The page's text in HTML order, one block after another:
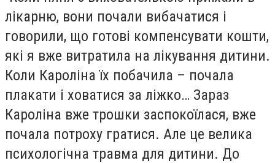
лікарню, вони почали вибачатися і
говорили, що готові компенсувати кошти,
які я вже витратила на лікування дитини.
Коли Кароліна їх побачила – почала
плакати і ховатися за ліжко… Зараз
Кароліна вже трошки заспокоїлася, вже
почала потроху гратися. Але це велика
психологічна травма для дитини. До